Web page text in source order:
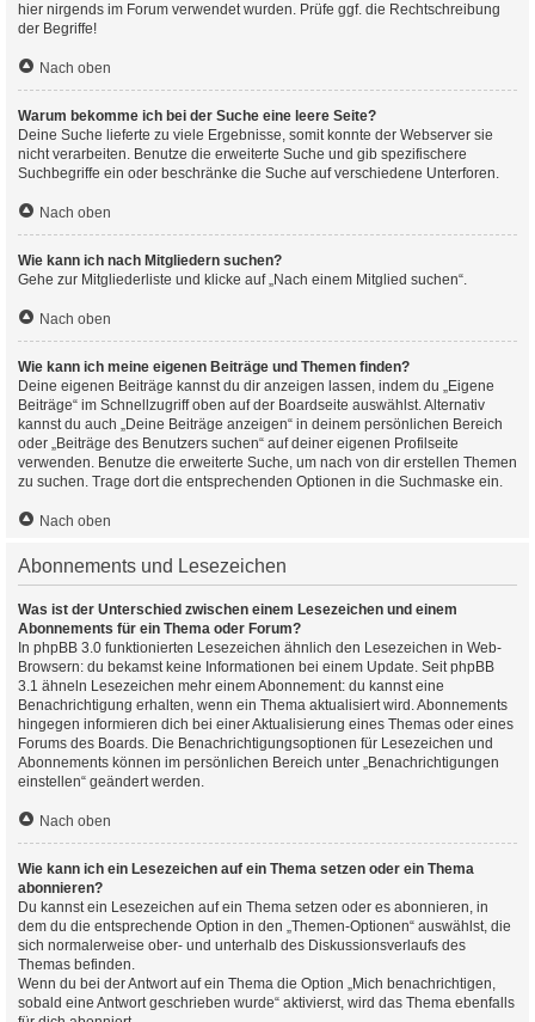
hier nirgends im Forum verwendet wurden. Prüfe ggf. die Rechtschreibung
der Begriffe!
Nach oben
Warum bekomme ich bei der Suche eine leere Seite?
Deine Suche lieferte zu viele Ergebnisse, somit konnte der Webserver sie
nicht verarbeiten. Benutze die erweiterte Suche und gib spezifischere
Suchbegriffe ein oder beschränke die Suche auf verschiedene Unterforen.
Nach oben
Wie kann ich nach Mitgliedern suchen?
Gehe zur Mitgliederliste und klicke auf „Nach einem Mitglied suchen“.
Nach oben
Wie kann ich meine eigenen Beiträge und Themen finden?
Deine eigenen Beiträge kannst du dir anzeigen lassen, indem du „Eigene
Beiträge“ im Schnellzugriff oben auf der Boardseite auswählst. Alternativ
kannst du auch „Deine Beiträge anzeigen“ in deinem persönlichen Bereich
oder „Beiträge des Benutzers suchen“ auf deiner eigenen Profilseite
verwenden. Benutze die erweiterte Suche, um nach von dir erstellen Themen
zu suchen. Trage dort die entsprechenden Optionen in die Suchmaske ein.
Nach oben
Abonnements und Lesezeichen
Was ist der Unterschied zwischen einem Lesezeichen und einem
Abonnements für ein Thema oder Forum?
In phpBB 3.0 funktionierten Lesezeichen ähnlich den Lesezeichen in Web-
Browsern: du bekamst keine Informationen bei einem Update. Seit phpBB
3.1 ähneln Lesezeichen mehr einem Abonnement: du kannst eine
Benachrichtigung erhalten, wenn ein Thema aktualisiert wird. Abonnements
hingegen informieren dich bei einer Aktualisierung eines Themas oder eines
Forums des Boards. Die Benachrichtigungsoptionen für Lesezeichen und
Abonnements können im persönlichen Bereich unter „Benachrichtigungen
einstellen“ geändert werden.
Nach oben
Wie kann ich ein Lesezeichen auf ein Thema setzen oder ein Thema
abonnieren?
Du kannst ein Lesezeichen auf ein Thema setzen oder es abonnieren, in
dem du die entsprechende Option in den „Themen-Optionen“ auswählst, die
sich normalerweise ober- und unterhalb des Diskussionsverlaufs des
Themas befinden.
Wenn du bei der Antwort auf ein Thema die Option „Mich benachrichtigen,
sobald eine Antwort geschrieben wurde“ aktivierst, wird das Thema ebenfalls